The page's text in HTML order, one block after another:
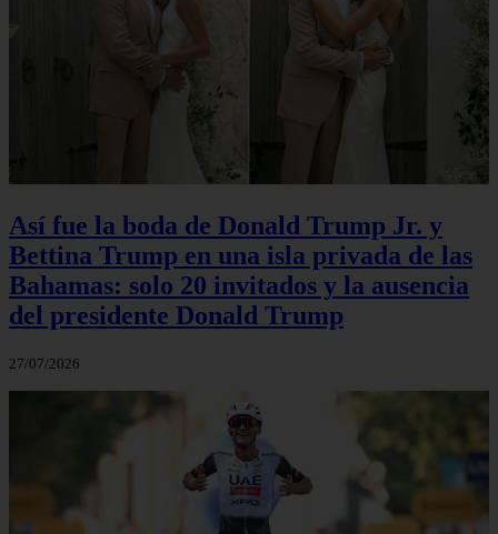
Así fue la boda de Donald Trump Jr. y
Bettina Trump en una isla privada de las
Bahamas: solo 20 invitados y la ausencia
del presidente Donald Trump
27/07/2026